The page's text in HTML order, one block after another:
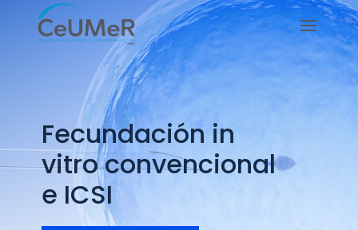
Fecundación in
vitro convencional
e ICSI